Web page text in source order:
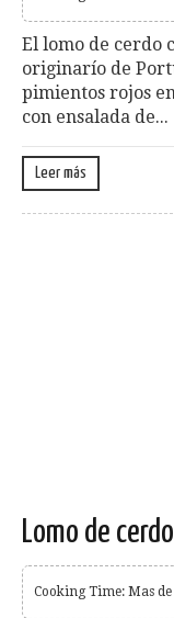
El lomo de cerdo
originarío de
pimientos rojos
con ensalada de...
Leer más
Lomo de
Cooking Time: Mas